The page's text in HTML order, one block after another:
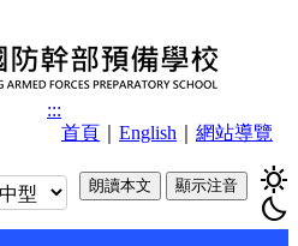
首頁 English 網站導覽
:::
sunny
bedtime
朗讀本文 顯示注音